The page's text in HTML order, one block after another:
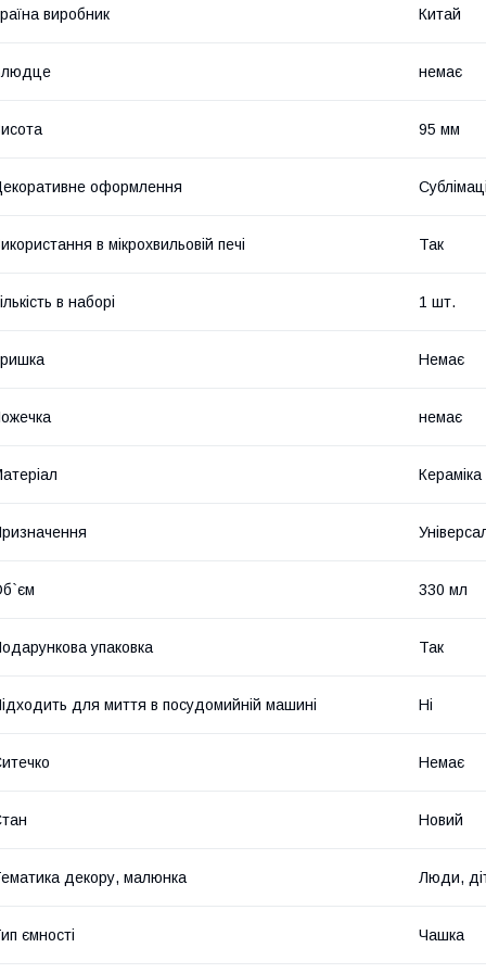
виробник Китай
немає
95 мм
оформлення
в мікрохвильовій печі Так
в наборі 1 шт.
Немає
немає
Кераміка
330 мл
упаковка Так
для миття в посудомийній машині Ні
Немає
Новий
декору, малюнка Люди,
ємності Чашка